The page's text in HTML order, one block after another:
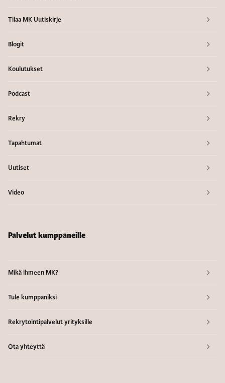
Tilaa MK Uutiskirje
Blogit
Koulutukset
Podcast
Rekry
Tapahtumat
Uutiset
Video
Palvelut kumppaneille
Mikä ihmeen MK?
Tule kumppaniksi
Rekrytointipalvelut yrityksille
Ota yhteyttä